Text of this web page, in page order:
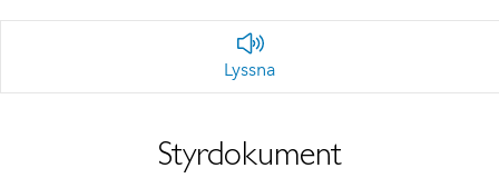
Lyssna
Styrdokument